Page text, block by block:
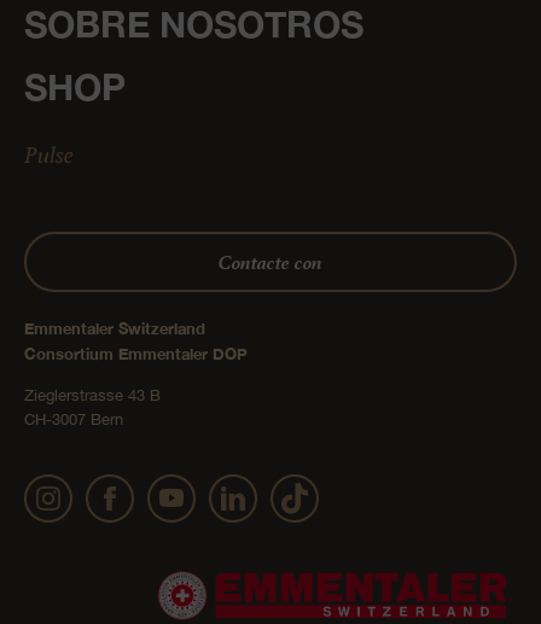
SOBRE NOSOTROS
SHOP
Pulse
Contacte con
Emmentaler Switzerland
Consortium Emmentaler DOP
Zieglerstrasse 43 B
CH-3007 Bern